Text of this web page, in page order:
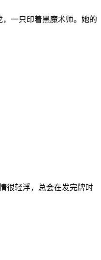
一只印着黑魔术师。她的
很轻浮，总会在发完牌时